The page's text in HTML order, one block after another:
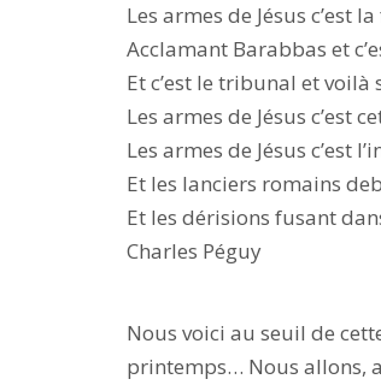
Les armes de Jésus c’est
Acclamant Barabbas et
Et c’est le tribunal et voilà
Les armes de Jésus c’est
Les armes de Jésus c’est
Et les lanciers romains
Et les dérisions fusant
Charles Péguy
Nous voici au seuil de
printemps… Nous allons,